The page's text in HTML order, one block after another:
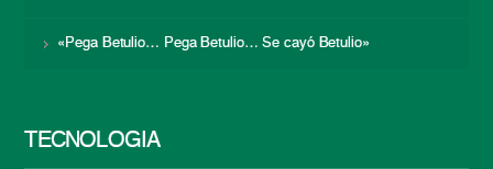
«Pega Betulio… Pega Betulio… Se cayó Betulio»
TECNOLOGÍA